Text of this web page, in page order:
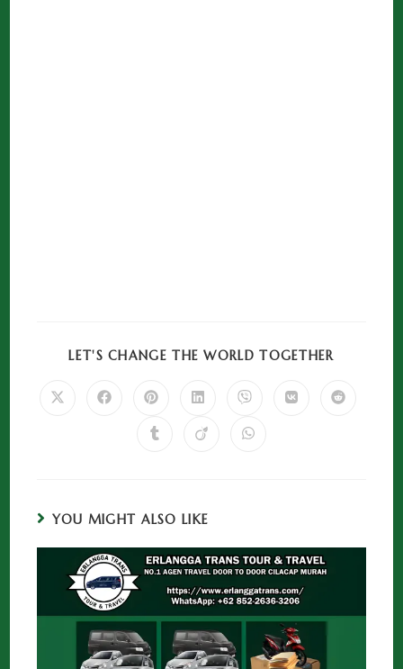
LET'S CHANGE THE WORLD TOGETHER
YOU MIGHT ALSO LIKE